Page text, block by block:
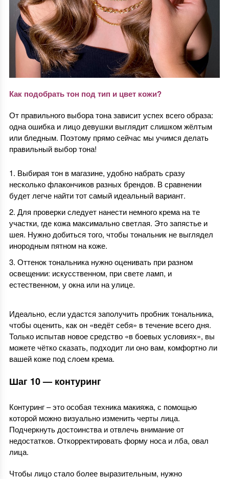
Как подобрать тон под тип и цвет кожи?
От правильного выбора тона зависит успех всего образа:
одна ошибка и лицо девушки выглядит слишком жёлтым
или бледным. Поэтому прямо сейчас мы учимся делать
правильный выбор тона!
Выбирая тон в магазине, удобно набрать сразу
несколько флакончиков разных брендов. В сравнении
будет легче найти тот самый идеальный вариант.
Для проверки следует нанести немного крема на те
участки, где кожа максимально светлая. Это запястье и
шея. Нужно добиться того, чтобы тональник не выглядел
инородным пятном на коже.
Оттенок тональника нужно оценивать при разном
освещении: искусственном, при свете ламп, и
естественном, у окна или на улице.
Идеально, если удастся заполучить пробник тональника,
чтобы оценить, как он «ведёт себя» в течение всего дня.
Только испытав новое средство «в боевых условиях», вы
можете чётко сказать, подходит ли оно вам, комфортно ли
вашей коже под слоем крема.
Шаг 10 — контуринг
Контуринг – это особая техника макияжа, с помощью
которой можно визуально изменить черты лица.
Подчеркнуть достоинства и отвлечь внимание от
недостатков. Откорректировать форму носа и лба, овал
лица.
Чтобы лицо стало более выразительным, нужно